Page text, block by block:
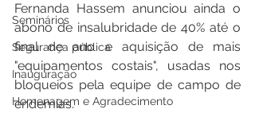
Seminários
Segurança pública
Inauguração
Homenagem e Agradecimento
Fernanda Hassem anunciou ainda o
abono de insalubridade de 40% até o
final de ano e aquisição de mais
"equipamentos costais", usadas nos
bloqueios pela equipe de campo de
endemias.